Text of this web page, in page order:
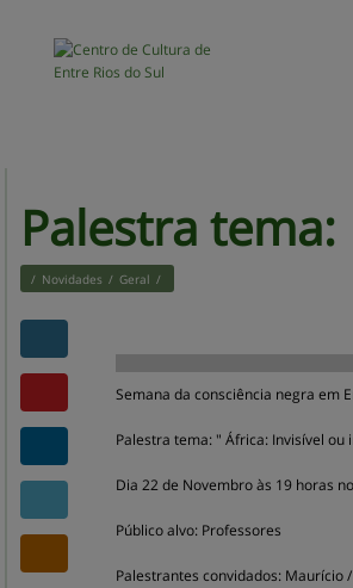
Palestra tema:
/ Novidades / Geral /
Semana da consciência negra em
Palestra tema: " África: Invisível ou
Dia 22 de Novembro às 19 horas
Público alvo: Professores
Palestrantes convidados: Maurício